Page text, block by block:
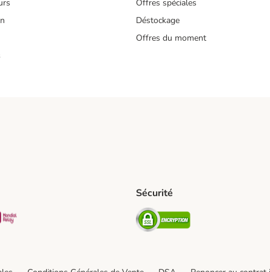
Offres spéciales
Déstockage
Offres du moment
Method
Shipping Method
Mondial relay Shipping Method
Sécurité
Security